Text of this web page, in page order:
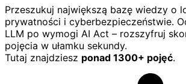
Przeszukuj największą bazę wiedzy o
prywatności i cyberbezpieczeństwie.
LLM po wymogi AI Act – rozszyfruj
pojęcia w ułamku sekundy.
Tutaj znajdziesz ponad 1300+ pojęć.